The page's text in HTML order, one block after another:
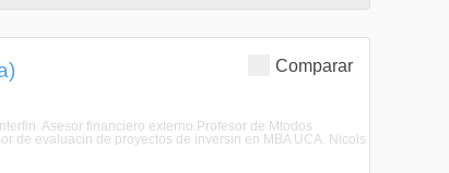
Comparar
Asesor financiero externo.Profesor de Mtodos
de evaluacin de proyectos de inversin en MBA UCA. Nicols